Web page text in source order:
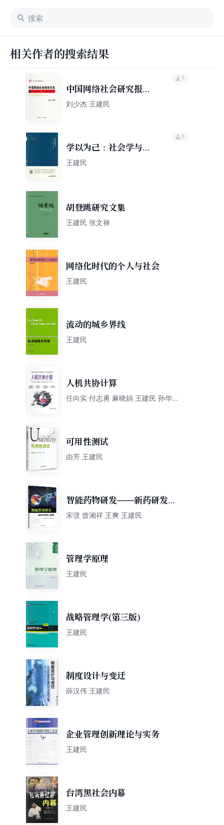
相关作者的搜索结果
中国网络社会研究报告
2014
刘少杰 王建民
1
学以为己：社会学与个
人成长
王建民
1
胡登跳研究文集
王建民 张文禄
网络化时代的个人与社会
王建民
流动的城乡界线
王建民
人机共协计算
任向实 付志勇 麻晓娟 王建民 孙华彤
可用性测试
由芳 王建民
智能药物研发——新药研发中
的人工智能
宋弢 曾湘祥 王爽 王建民
管理学原理
王建民
战略管理学(第三版)
王建民
制度设计与变迁
薛汉伟 王建民
企业管理创新理论与实务
王建民
台湾黑社会内幕
王建民